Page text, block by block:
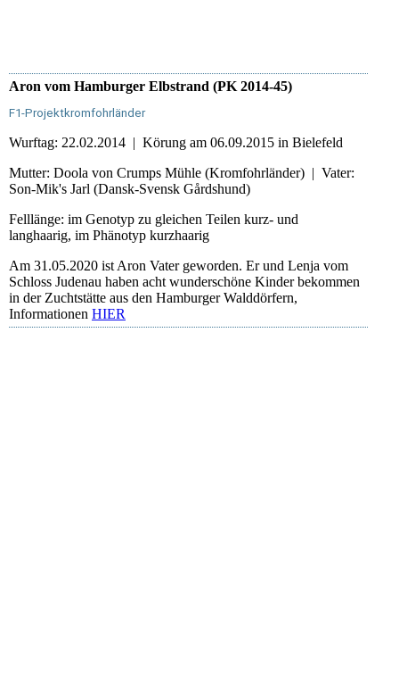
Aron vom Hamburger Elbstrand (PK 2014-45)
F1-Projektkromfohrländer
Wurftag: 22.02.2014 | Körung am 06.09.2015 in Bielefeld
Mutter: Doola von Crumps Mühle (Kromfohrländer) | Vater:
Son-Mik's Jarl (Dansk-Svensk Gårdshund)
Felllänge: im Genotyp zu gleichen Teilen kurz- und
langhaarig, im Phänotyp kurzhaarig
Am 31.05.2020 ist Aron Vater geworden. Er und Lenja vom
Schloss Judenau haben acht wunderschöne Kinder bekommen
in der Zuchtstätte aus den Hamburger Walddörfern,
Informationen HIER